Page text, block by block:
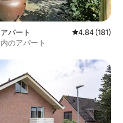
パート レビュー181
4.84 (181)
のアパート